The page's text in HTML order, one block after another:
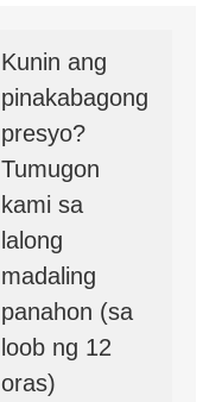
Kunin ang
pinakabagong
presyo?
Tumugon
kami sa
lalong
madaling
panahon (sa
loob ng 12
oras)